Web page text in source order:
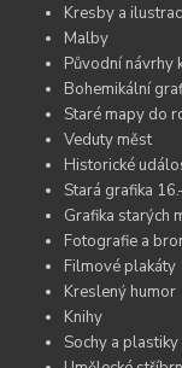
Kresby a
Malby
Původní návrhy
Bohemikální
Staré mapy do
Veduty měst
Historické
Stará grafika
Grafika starých
Fotografie a
Filmové plakáty
Kreslený humor
Knihy
Sochy a plastiky